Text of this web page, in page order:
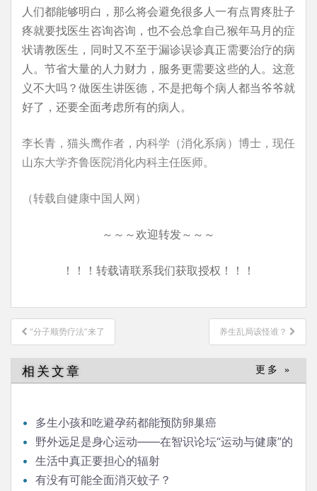
人们都能够明白，那么将会避免很多人一有点胃疼肚子
疼就要找医生咨询咨询，也不会总拿自己猴年马月的症
状请教医生，同时又不至于漏诊误诊真正需要治疗的病
人。节省大量的人力财力，服务更需要这些的人。这意
义不大吗？做医生讲医德，不是把每个病人都当爷爷就
好了，还要全面考虑所有的病人。
李长青，猫头鹰作者，内科学（消化系病）博士，现任
山东大学齐鲁医院消化内科主任医师。
（转载自健康中国人网）
～～～欢迎转发～～～
！！！转载请联系我们获取授权！！！
文
章
导
航
“分子顺势疗法”来了 养生乱局该怪谁？
相关文章 更多 »
多生小孩和吃避孕药都能预防卵巢癌
野外远足是身心运动——在智识论坛“运动与健康”的
发言生活中真正要担心的辐射
有没有可能全面消灭蚊子？